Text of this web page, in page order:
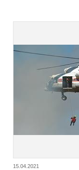
15.04.2021